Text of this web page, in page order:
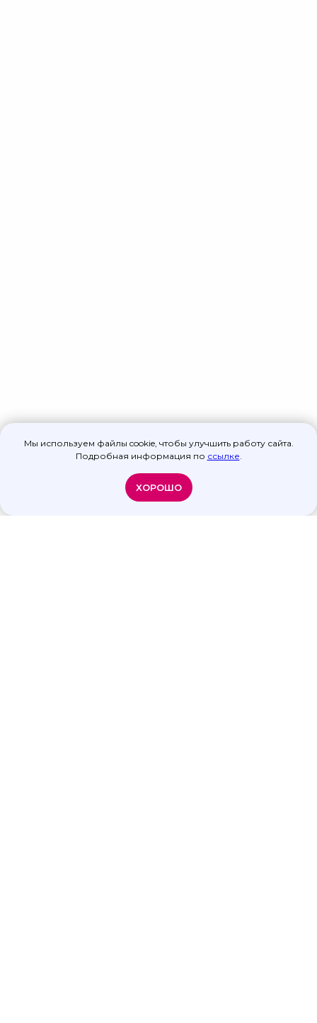
Мы используем файлы cookie, чтобы улучшить работу сайта.
Подробная информация по ссылке.
ХОРОШО